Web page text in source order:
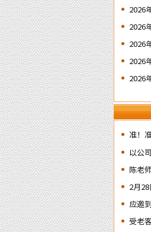
程中
2026
2026
2026
2026
2026
分析
准！
丙午
以公
邀出
司》
陈老
2月
区为
水
应邀
金融
受老